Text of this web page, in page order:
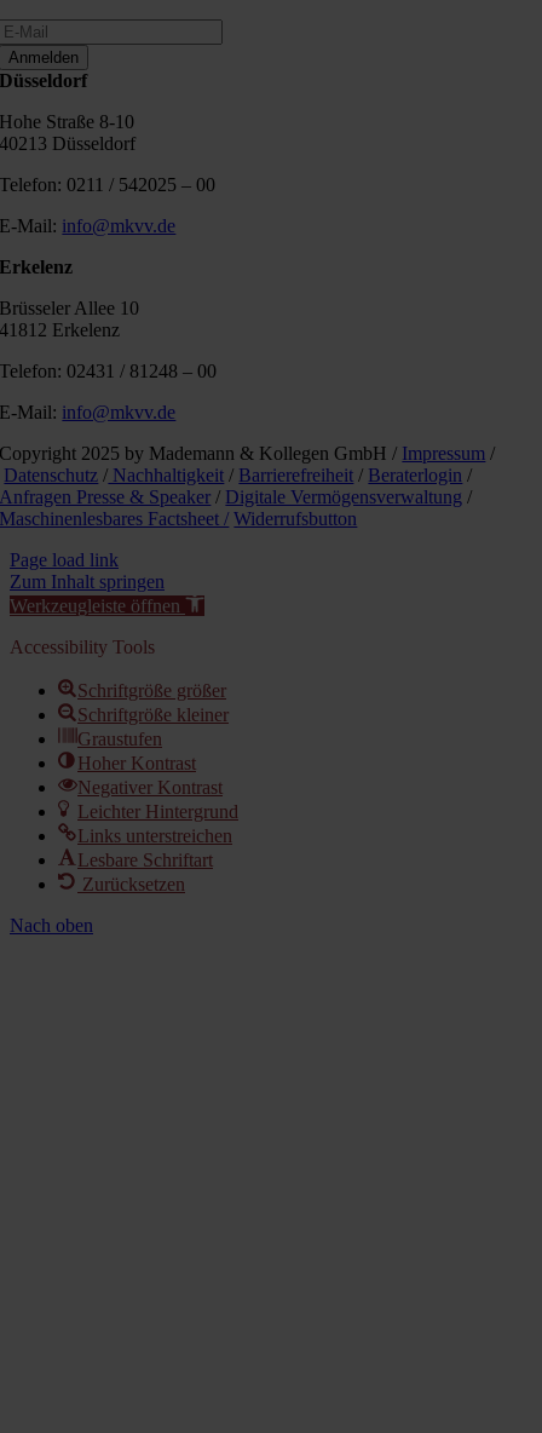
Anmelden
Düsseldorf
Hohe Straße 8-10
40213 Düsseldorf
Telefon: 0211 / 542025 – 00
E-Mail: info@mkvv.de
Erkelenz
Brüsseler Allee 10
41812 Erkelenz
Telefon: 02431 / 81248 – 00
E-Mail: info@mkvv.de
Copyright 2025 by Mademann & Kollegen GmbH / Impressum /
Datenschutz / Nachhaltigkeit / Barrierefreiheit / Beraterlogin /
Anfragen Presse & Speaker / Digitale Vermögensverwaltung /
Maschinenlesbares Factsheet / Widerrufsbutton
Page load link
Zum Inhalt springen
Werkzeugleiste öffnen
Accessibility Tools
Schriftgröße größer
Schriftgröße kleiner
Graustufen
Hoher Kontrast
Negativer Kontrast
Leichter Hintergrund
Links unterstreichen
Lesbare Schriftart
Zurücksetzen
Nach oben